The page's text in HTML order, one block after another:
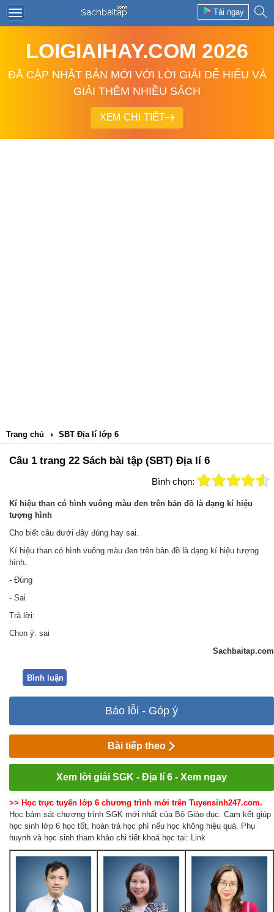
Tải ngay
LOIGIAIHAY.COM 2026
ĐÃ CẬP NHẬT BẢN MỚI VỚI LỜI GIẢI DỄ HIỂU VÀ
GIẢI THÊM NHIỀU SÁCH
XEM CHI TIẾT
Trang chủ SBT Địa lí lớp 6
Câu 1 trang 22 Sách bài tập (SBT) Địa lí 6
Bình chọn:
Kí hiệu than có hình vuông màu đen trên bản đồ là dạng kí hiệu
tượng hình
Cho biết câu dưới đây đúng hay sai.
Kí hiệu than có hình vuông màu đen trên bản đồ là dạng kí hiệu tượng
hình.
- Đúng
- Sai
Trả lời:
Chọn ý: sai
Sachbaitap.com
Bình luận
Báo lỗi - Góp ý
Bài tiếp theo
Xem lời giải SGK - Địa lí 6 - Xem ngay
>> Học trực tuyến lớp 6 chương trình mới trên Tuyensinh247.com.
Học bám sát chương trình SGK mới nhất của Bộ Giáo dục. Cam kết giúp
học sinh lớp 6 học tốt, hoàn trả học phí nếu học không hiệu quả. Phụ
huynh và học sinh tham khảo chi tiết khoá học tại: Link